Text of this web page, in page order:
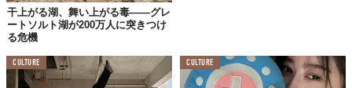
自分を無理にポジティブにしようとせず、
散歩したり美味しいものを食べたり
干上がる湖、舞い上がる毒——グレ
ートソルト湖が200万人に突きつけ
る危機
CULTURE CULTURE